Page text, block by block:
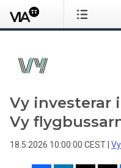
Vy investerar
Vy
18.5.2026 10:00:00 CEST Vy